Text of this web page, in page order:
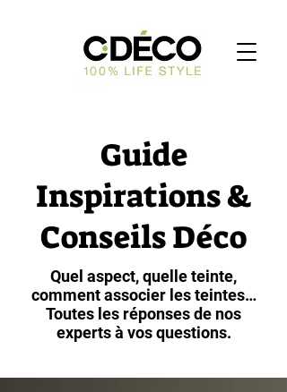
Guide
Inspirations &
Conseils Déco
Quel aspect, quelle teinte,
comment associer les teintes…
Toutes les réponses de nos
experts à vos questions.